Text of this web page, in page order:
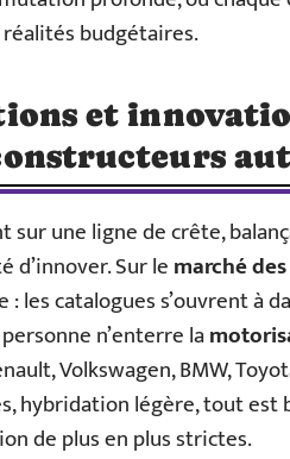
budgétaires.
et
sur une ligne de crête,
Sur lemarché
les catalogues s’ouvrent à
n’enterre la
Volkswagen, BMW,
hybridation légère, tout est
de plus en plus strictes.